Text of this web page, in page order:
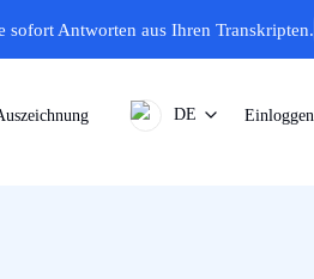
sofort Antworten aus Ihren Transkripten.
DE Einloggen